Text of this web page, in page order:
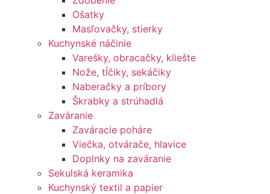
Ošatky
Masľovačky, stierky
Kuchynské náčinie
Varešky, obracačky, kliešte
Nože, tĺčiky, sekáčiky
Naberačky a príbory
Škrabky a strúhadlá
Zaváranie
Zaváracie poháre
Viečka, otvárače, hlavice
Doplnky na zaváranie
Sekulská keramika
Kuchynský textil a papier